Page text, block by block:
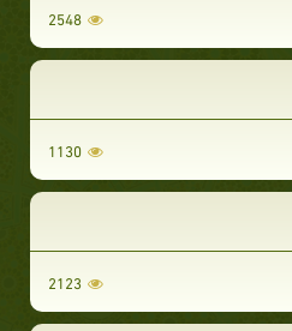
2548
1130
2123